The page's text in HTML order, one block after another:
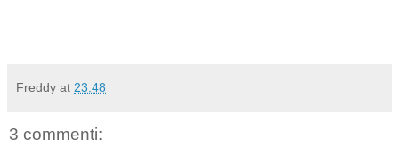
Freddy at 23:48
3 commenti: